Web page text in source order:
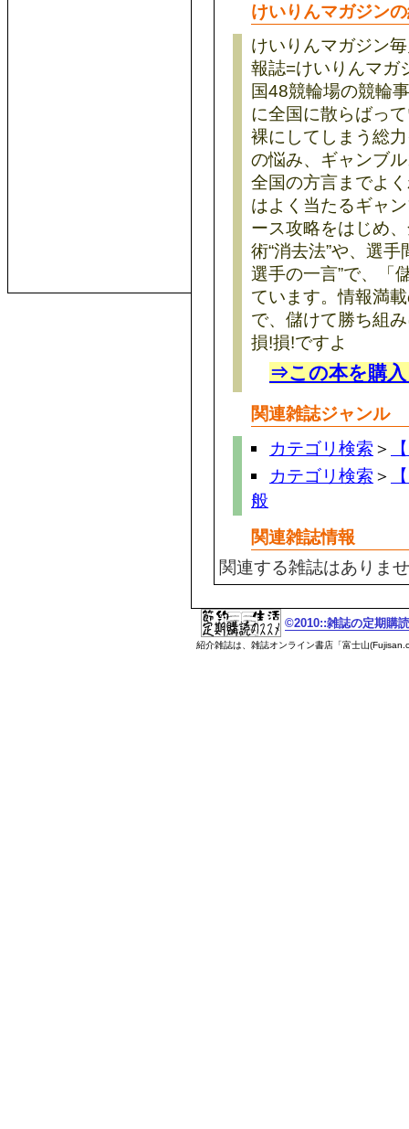
けいりんマガジン
けいりんマガジン
報誌=けいりんマガ
国48競輪場の競輪
に全国に散らばっ
裸にしてしまう総
の悩み、ギャンブ
全国の方言までよ
はよく当たるギャ
ース攻略をはじめ
術“消去法”や、選
選手の一言”で、「
ています。情報満
で、儲けて勝ち組
損!損!ですよ
⇒この本を購
関連雑誌ジャンル
カテゴリ検索 ＞
カテゴリ検索 ＞
般
関連雑誌情報
関連する雑誌はありま
©2010::雑誌の定期購
紹介雑誌は、雑誌オンライン書店「富士山